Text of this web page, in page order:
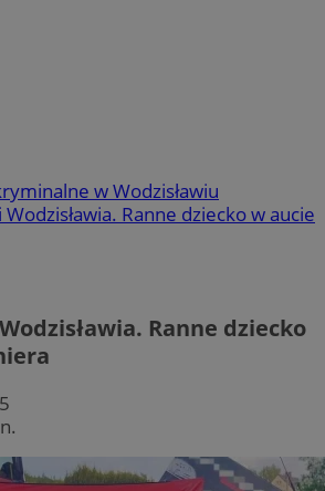
w Wodzisławiu
Ranne dziecko w aucie
Ranne dziecko